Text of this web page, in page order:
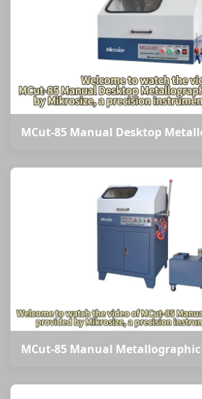
MCut-85 Manual Desktop
MCut-85 Manual